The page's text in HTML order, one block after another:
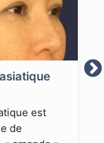
est
de